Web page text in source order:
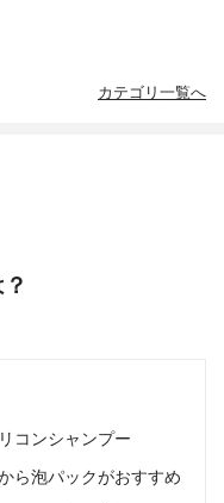
カテゴリ一覧へ
コンシャンプー
ら泡パックがおすすめ